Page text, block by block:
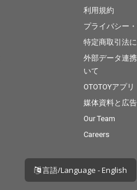
利用規約
プライバシー
特定商取引法
外部データ連
いて
OTOTOYアプリ
媒体資料と広
Our Team
Careers
言語/Language - English